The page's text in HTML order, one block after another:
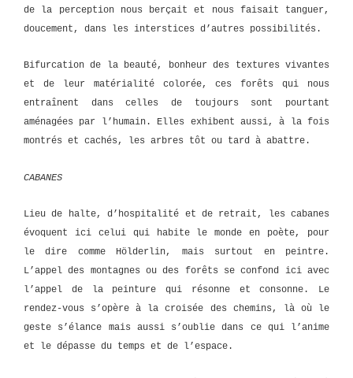
de la perception nous berçait et nous faisait tanguer,
doucement, dans les interstices d’autres possibilités.
Bifurcation de la beauté, bonheur des textures vivantes
et de leur matérialité colorée, ces forêts qui nous
entraînent dans celles de toujours sont pourtant
aménagées par l’humain. Elles exhibent aussi, à la fois
montrés et cachés, les arbres tôt ou tard à abattre.
CABANES
Lieu de halte, d’hospitalité et de retrait, les cabanes
évoquent ici celui qui habite le monde en poète, pour
le dire comme Hölderlin, mais surtout en peintre.
L’appel des montagnes ou des forêts se confond ici avec
l’appel de la peinture qui résonne et consonne. Le
rendez-vous s’opère à la croisée des chemins, là où le
geste s’élance mais aussi s’oublie dans ce qui l’anime
et le dépasse du temps et de l’espace.